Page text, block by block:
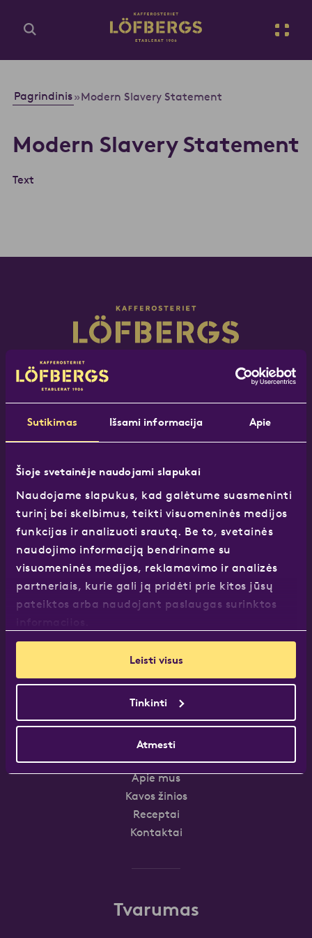
Sutikimas Išsami informacija Apie
Šioje svetainėje naudojami slapukai
Naudojame slapukus, kad galėtume suasmeninti
turinį bei skelbimus, teikti visuomeninės medijos
funkcijas ir analizuoti srautą. Be to, svetainės
naudojimo informaciją bendriname su
visuomeninės medijos, reklamavimo ir analizės
partneriais, kurie gali ją pridėti prie kitos jūsų
pateiktos arba naudojant paslaugas surinktos
Leisti visus
Tinkinti
Atmesti
Eiti į pagrindinį turinį
Lt
Pagrindinis»Modern Slavery Statement
Modern Slavery Statement
Text
Facebook
Instagram
LinkedIn
Tel.:(+370) 68 565 667
el.paštas:info@lofbergs.lt
Mūsų produktai
HoReCa
HoReCa Produktų katalogas
Meniu
Apie mus
Kavos žinios
Receptai
Kontaktai
Tvarumas